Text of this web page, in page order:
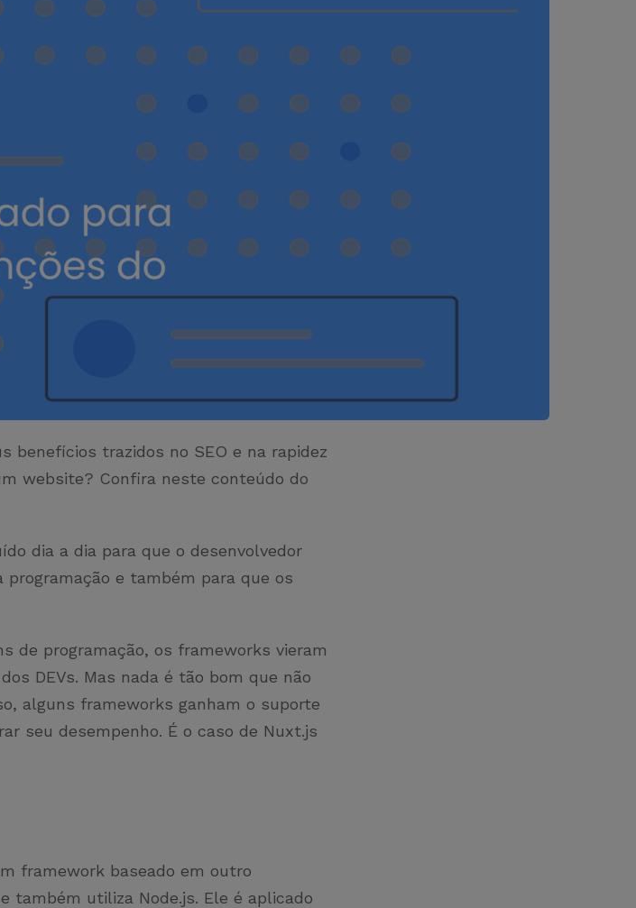
benefícios trazidos no SEO e na rapidez
website? Confira neste conteúdo do
dia a dia para que o desenvolvedor
e também para que os
de programação, os frameworks vieram
DEVs. Mas nada é tão bom que não
alguns frameworks ganham o suporte
seu desempenho. É o caso de Nuxt.js
framework baseado em outro
também utiliza Node.js. Ele é aplicado